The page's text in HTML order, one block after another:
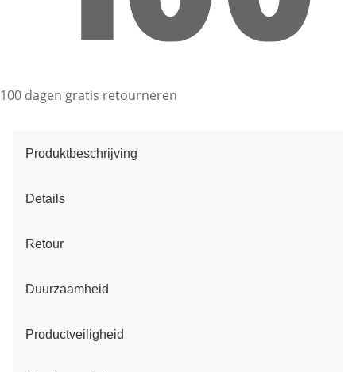
100 dagen gratis retourneren
Produktbeschrijving
Details
Retour
Duurzaamheid
Productveiligheid